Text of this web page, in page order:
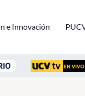
e Innovación